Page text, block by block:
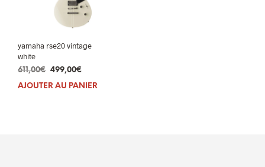
yamaha rse20 vintage
white
611,00€ Le
prix
499,00€
prix
AJOUTER AU PANIER